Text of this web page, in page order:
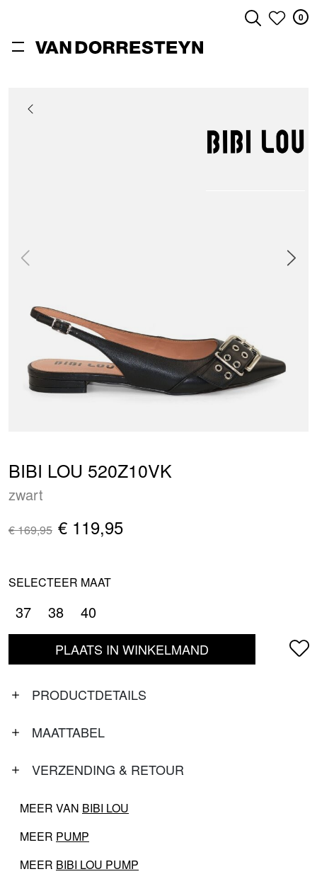
0
BIBI LOU 520Z10VK
zwart
€ 169,95 € 119,95
SELECTEER MAAT
37 38 40
PLAATS IN WINKELMAND
PRODUCTDETAILS
MAATTABEL
VERZENDING & RETOUR
MEER VAN BIBI LOU
MEER PUMP
MEER BIBI LOU PUMP